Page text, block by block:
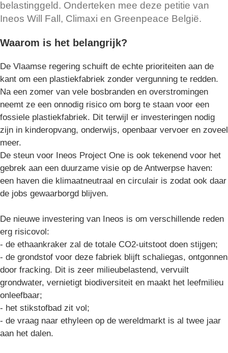
belastinggeld. Onderteken mee deze petitie van
Ineos Will Fall, Climaxi en Greenpeace België.
Waarom is het belangrijk?
De Vlaamse regering schuift de echte prioriteiten aan de
kant om een plastiekfabriek zonder vergunning te redden.
Na een zomer van vele bosbranden en overstromingen
neemt ze een onnodig risico om borg te staan voor een
fossiele plastiekfabriek. Dit terwijl er investeringen nodig
zijn in kinderopvang, onderwijs, openbaar vervoer en zoveel
meer.
De steun voor Ineos Project One is ook tekenend voor het
gebrek aan een duurzame visie op de Antwerpse haven:
een haven die klimaatneutraal en circulair is zodat ook daar
de jobs gewaarborgd blijven.
De nieuwe investering van Ineos is om verschillende reden
erg risicovol:
- de ethaankraker zal de totale CO2-uitstoot doen stijgen;
- de grondstof voor deze fabriek blijft schaliegas, ontgonnen
door fracking. Dit is zeer milieubelastend, vervuilt
grondwater, vernietigt biodiversiteit en maakt het leefmilieu
onleefbaar;
- het stikstofbad zit vol;
- de vraag naar ethyleen op de wereldmarkt is al twee jaar
aan het dalen.